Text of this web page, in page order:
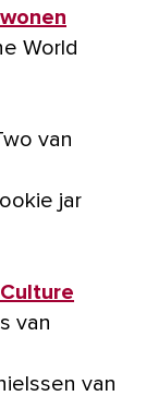
World
van
jar
van
van